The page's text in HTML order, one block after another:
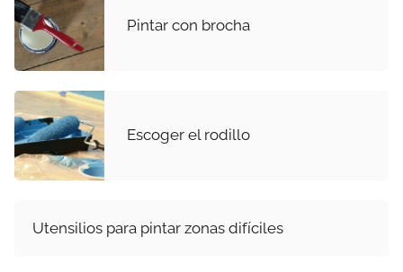
Pintar con brocha
Escoger el rodillo
Utensilios para pintar zonas difíciles